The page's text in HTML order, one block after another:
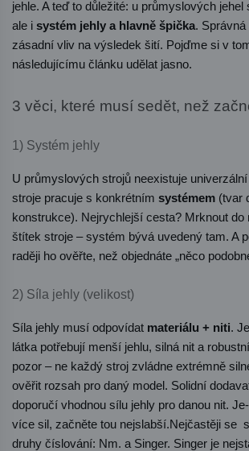
jehle. A teď to důležité: u průmyslových jehel
ale i systém jehly a hlavně špička.
zásadní vliv na výsledek šití. Pojďme si v
následujícímu článku udělat jasno.
3 věci, které musí sedět, než
1) Systém jehly
U průmyslových strojů neexistuje
stroje pracuje s konkrétním systémem (tvar
konstrukce). Nejrychlejší cesta? Mrknout do
štítek stroje – systém bývá uvedený tam. A
raději ho ověřte, než objednáte „něco
2) Síla jehly (velikost)
Síla jehly musí odpovídat materiálu + niti.
látka potřebují menší jehlu, silná nit a
pozor – ne každý stroj zvládne extrémně
ověřit rozsah pro daný model. Solidní
doporučí vhodnou sílu jehly pro danou nit.
více sil, začněte tou nejslabší.Nejčastěji se
druhy číslování: Nm. a Singer. Singer je